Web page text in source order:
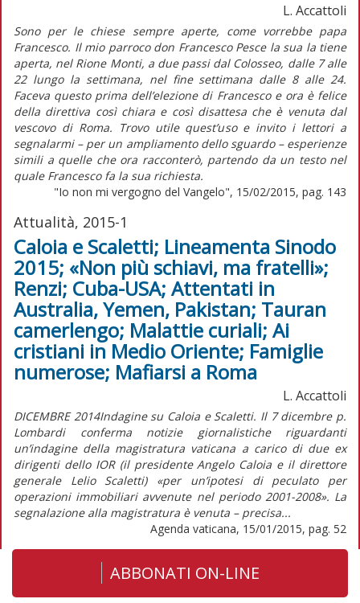
L. Accattoli
Sono per le chiese sempre aperte, come vorrebbe papa
Francesco. Il mio parroco don Francesco Pesce la sua la tiene
aperta, nel Rione Monti, a due passi dal Colosseo, dalle 7 alle
22 lungo la settimana, nel fine settimana dalle 8 alle 24.
Faceva questo prima dell’elezione di Francesco e ora è felice
della direttiva così chiara e così disattesa che è venuta dal
vescovo di Roma. Trovo utile quest’uso e invito i lettori a
segnalarmi – per un ampliamento dello sguardo – esperienze
simili a quelle che ora racconterò, partendo da un testo nel
quale Francesco fa la sua richiesta.
"Io non mi vergogno del Vangelo", 15/02/2015, pag. 143
Attualità, 2015-1
Caloia e Scaletti; Lineamenta Sinodo
2015; «Non più schiavi, ma fratelli»;
Renzi; Cuba-USA; Attentati in
Australia, Yemen, Pakistan; Tauran
camerlengo; Malattie curiali; Ai
cristiani in Medio Oriente; Famiglie
numerose; Mafiarsi a Roma
L. Accattoli
DICEMBRE 2014Indagine su Caloia e Scaletti. Il 7 dicembre p.
Lombardi conferma notizie giornalistiche riguardanti
un’indagine della magistratura vaticana a carico di due ex
dirigenti dello IOR (il presidente Angelo Caloia e il direttore
generale Lelio Scaletti) «per un’ipotesi di peculato per
operazioni immobiliari avvenute nel periodo 2001-2008». La
segnalazione alla magistratura è venuta – precisa...
Agenda vaticana, 15/01/2015, pag. 52
ABBONATI ON-LINE